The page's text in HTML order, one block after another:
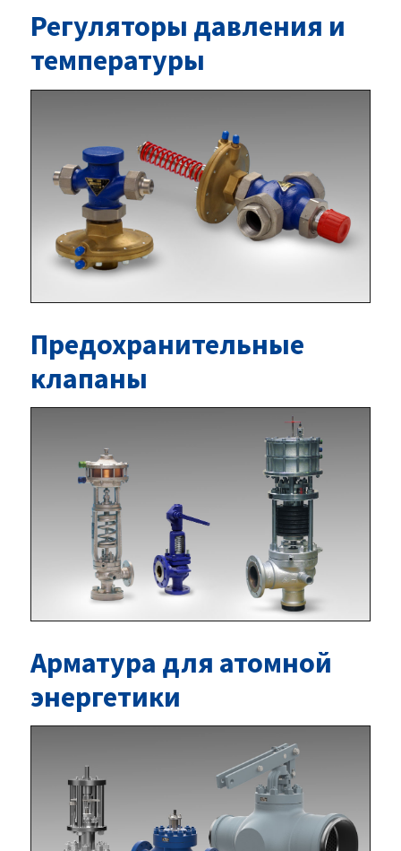
Регуляторы давления и
температуры
Предохранительные
клапаны
Арматура для атомной
энергетики